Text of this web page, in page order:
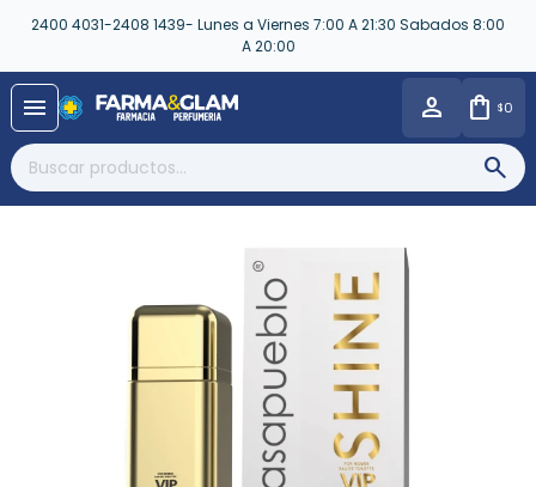
2400 4031-2408 1439- Lunes a Viernes 7:00 A 21:30 Sabados 8:00
A 20:00
menu $0